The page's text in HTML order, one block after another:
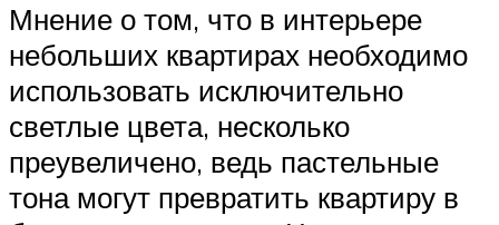
Мнение о том, что в интерьере
небольших квартирах необходимо
использовать исключительно
светлые цвета, несколько
преувеличено, ведь пастельные
тона могут превратить квартиру в